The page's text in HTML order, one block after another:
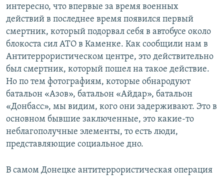
интересно, что впервые за время военных
действий в последнее время появился первый
смертник, который подорвал себя в автобусе около
блокоста сил АТО в Каменке. Как сообщили нам в
Антитеррористическом центре, это действительно
был смертник, который пошел на такое действие.
Но по тем фотографиям, которые обнародуют
батальон «Азов», батальон «Айдар», батальон
«Донбасс», мы видим, кого они задерживают. Это в
основном бывшие заключенные, это какие-то
неблагополучные элементы, то есть люди,
представляющие социальное дно.
В самом Донецке антитеррористическая операция